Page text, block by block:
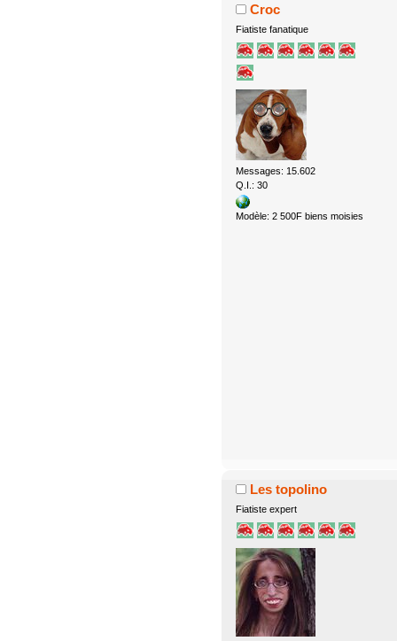
Croc
Fiatiste fanatique
Messages: 15.602
Q.I.: 30
Modèle: 2 500F biens moisies
Les topolino
Fiatiste expert